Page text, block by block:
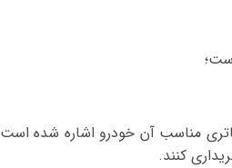
مناسب آن خودرو اشاره شده